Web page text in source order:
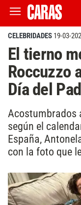
CELEBRIDADES 19-03-
El tierno
Roccuzzo
Día del
Acostumbrados
según el
España,
con la foto que